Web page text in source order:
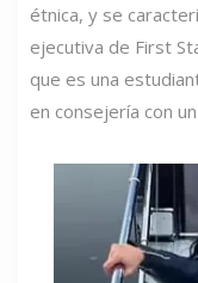
étnica, y se
ejecutiva de First
que es una
en consejería con